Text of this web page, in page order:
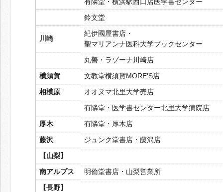
鈴文堂
川崎
紀伊國屋書店・
聖マリアンナ医科大学ブックセンター
丸善・ラゾーナ川崎店
横須賀
文教堂横須賀MORE’S店
相模原
オオヌマ北里大学売店
有隣堂・医学書センター北里大学病院店
厚木
有隣堂・厚木店
藤沢
ジュンク堂書店・藤沢店
【山梨】
南アルプス
明倫堂書店・山梨営業所
【長野】